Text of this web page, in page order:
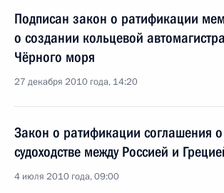
Подписан закон о ратификации
о создании кольцевой
Чёрного моря
27 декабря 2010 года, 14:20
Закон о ратификации соглашения
судоходстве между Россией и
4 июля 2010 года, 09:00